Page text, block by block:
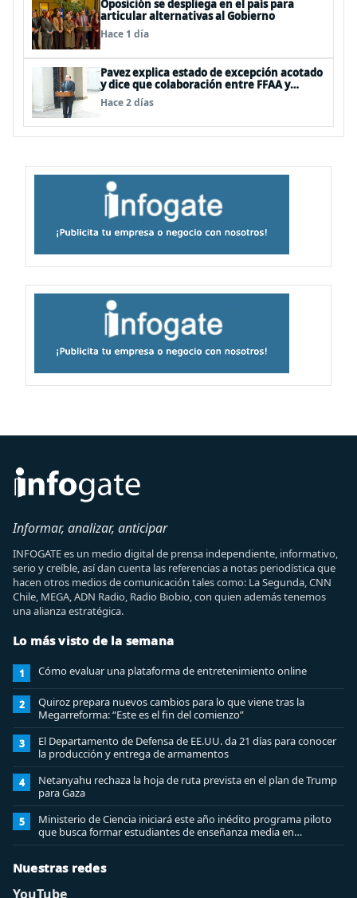
Oposición se despliega en el país para
articular alternativas al Gobierno
Hace 1 día
Pavez explica estado de excepción acotado
y dice que colaboración entre FFAA y
policías, “es algo del todo pertinente
analizar”
Hace 2 días
Informar, analizar, anticipar
INFOGATE es un medio digital de prensa independiente, informativo,
serio y creíble, así dan cuenta las referencias a notas periodística que
hacen otros medios de comunicación tales como: La Segunda, CNN
Chile, MEGA, ADN Radio, Radio Biobio, con quien además tenemos
una alianza estratégica.
Lo más visto de la semana
1 Cómo evaluar una plataforma de entretenimiento online
2
Quiroz prepara nuevos cambios para lo que viene tras la
Megarreforma: “Este es el fin del comienzo”
3
El Departamento de Defensa de EE.UU. da 21 días para conocer
la producción y entrega de armamentos
4
Netanyahu rechaza la hoja de ruta prevista en el plan de Trump
para Gaza
5
Ministerio de Ciencia iniciará este año inédito programa piloto
que busca formar estudiantes de enseñanza media en
ciberseguridad
Nuestras redes
YouTube